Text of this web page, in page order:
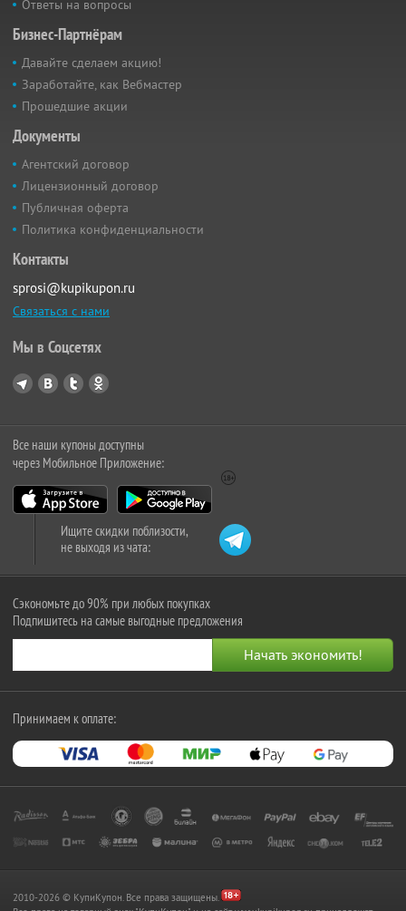
Ответы на вопросы
Бизнес-Партнёрам
Давайте сделаем акцию!
Заработайте, как Вебмастер
Прошедшие акции
Документы
Агентский договор
Лицензионный договор
Публичная оферта
Политика конфиденциальности
Контакты
sprosi@kupikupon.ru
Связаться с нами
Мы в Соцсетях
Все наши купоны доступны
через Мобильное Приложение:
Ищите скидки поблизости,
не выходя из чата:
Сэкономьте до 90% при любых покупках
Подпишитесь на самые выгодные предложения
Принимаем к оплате:
2010-2026 © КупиКупон. Все права защищены.